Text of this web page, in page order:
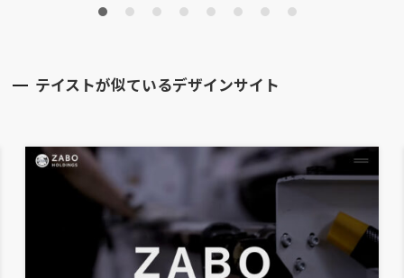
テイストが似ているデザインサイト